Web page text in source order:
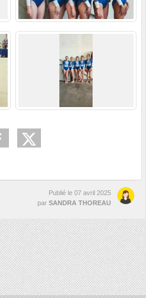
Publié le 07 avril 2025
par SANDRA THOREAU